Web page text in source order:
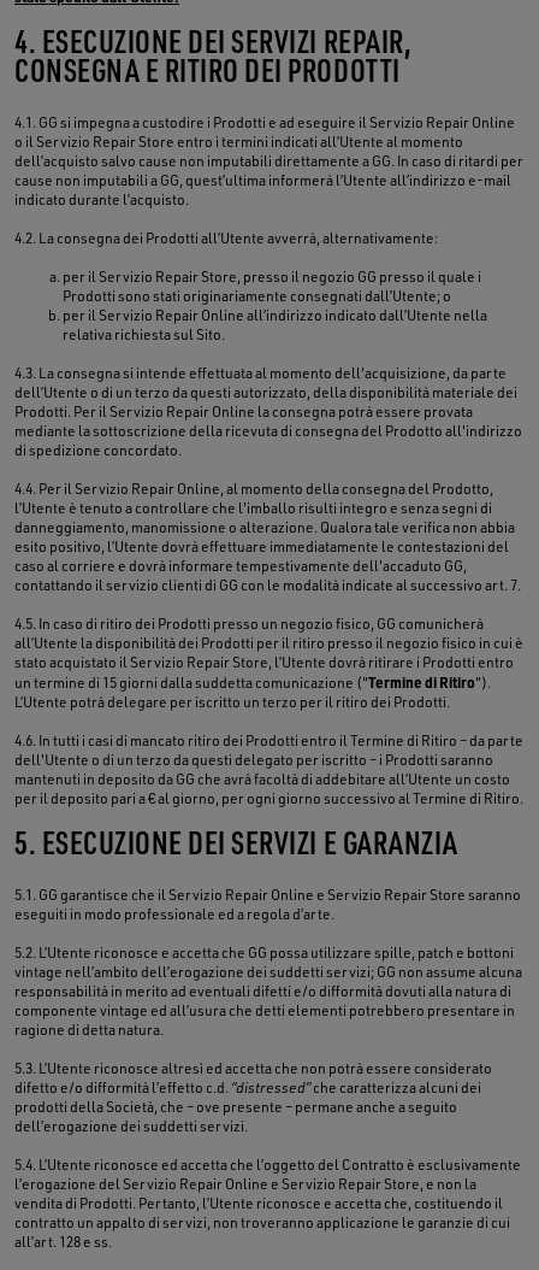
4. ESECUZIONE DEI SERVIZI REPAIR,
CONSEGNA E RITIRO DEI PRODOTTI
4.1. GG si impegna a custodire i Prodotti e ad eseguire il Servizio Repair Online
o il Servizio Repair Store entro i termini indicati all’Utente al momento
dell’acquisto salvo cause non imputabili direttamente a GG. In caso di ritardi per
cause non imputabili a GG, quest’ultima informerà l’Utente all’indirizzo e-mail
indicato durante l’acquisto.
4.2. La consegna dei Prodotti all’Utente avverrà, alternativamente:
per il Servizio Repair Store, presso il negozio GG presso il quale i
Prodotti sono stati originariamente consegnati dall’Utente; o
per il Servizio Repair Online all’indirizzo indicato dall’Utente nella
relativa richiesta sul Sito.
4.3. La consegna si intende effettuata al momento dell'acquisizione, da parte
dell’Utente o di un terzo da questi autorizzato, della disponibilità materiale dei
Prodotti. Per il Servizio Repair Online la consegna potrà essere provata
mediante la sottoscrizione della ricevuta di consegna del Prodotto all'indirizzo
di spedizione concordato.
4.4. Per il Servizio Repair Online, al momento della consegna del Prodotto,
l’Utente è tenuto a controllare che l'imballo risulti integro e senza segni di
danneggiamento, manomissione o alterazione. Qualora tale verifica non abbia
esito positivo, l’Utente dovrà effettuare immediatamente le contestazioni del
caso al corriere e dovrà informare tempestivamente dell'accaduto GG,
contattando il servizio clienti di GG con le modalità indicate al successivo art. 7.
4.5. In caso di ritiro dei Prodotti presso un negozio fisico, GG comunicherà
all’Utente la disponibilità dei Prodotti per il ritiro presso il negozio fisico in cui è
stato acquistato il Servizio Repair Store, l’Utente dovrà ritirare i Prodotti entro
un termine di 15 giorni dalla suddetta comunicazione ("Termine di Ritiro").
L’Utente potrà delegare per iscritto un terzo per il ritiro dei Prodotti.
4.6. In tutti i casi di mancato ritiro dei Prodotti entro il Termine di Ritiro – da parte
dell'Utente o di un terzo da questi delegato per iscritto – i Prodotti saranno
mantenuti in deposito da GG che avrà facoltà di addebitare all’Utente un costo
per il deposito pari a € al giorno, per ogni giorno successivo al Termine di Ritiro.
5. ESECUZIONE DEI SERVIZI E GARANZIA
5.1. GG garantisce che il Servizio Repair Online e Servizio Repair Store saranno
eseguiti in modo professionale ed a regola d’arte.
5.2. L’Utente riconosce e accetta che GG possa utilizzare spille, patch e bottoni
vintage nell’ambito dell’erogazione dei suddetti servizi; GG non assume alcuna
responsabilità in merito ad eventuali difetti e/o difformità dovuti alla natura di
componente vintage ed all’usura che detti elementi potrebbero presentare in
ragione di detta natura.
5.3. L’Utente riconosce altresì ed accetta che non potrà essere considerato
difetto e/o difformità l’effetto c.d. “distressed”che caratterizza alcuni dei
prodotti della Società, che – ove presente – permane anche a seguito
dell’erogazione dei suddetti servizi.
5.4. L’Utente riconosce ed accetta che l’oggetto del Contratto è esclusivamente
l’erogazione del Servizio Repair Online e Servizio Repair Store, e non la
vendita di Prodotti. Pertanto, l’Utente riconosce e accetta che, costituendo il
contratto un appalto di servizi, non troveranno applicazione le garanzie di cui
all’art. 128 e ss.